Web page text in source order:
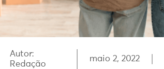
Autor:
Redação
maio 2, 2022